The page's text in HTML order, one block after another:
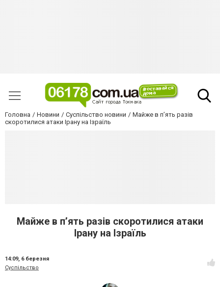
Головна Новини Суспільство новини
Майже в п’ять разів
скоротилися атаки Ірану на Ізраїль
Майже в п’ять разів скоротилися атаки
Ірану на Ізраїль
14:09, 6 березня
Суспільство